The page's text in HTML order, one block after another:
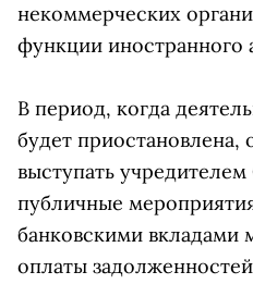
некоммерческих
функции иностранного
В период, когда
будет приостановлена,
выступать
публичные
банковскими
оплаты